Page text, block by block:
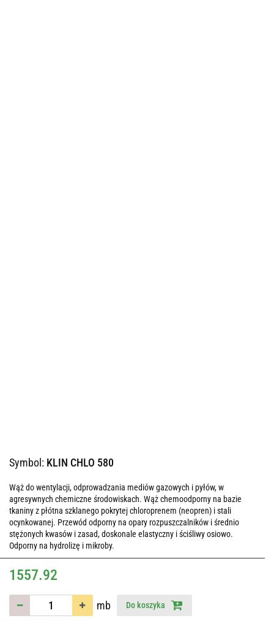
Symbol: KLIN CHLO 580
Wąż do wentylacji, odprowadzania mediów gazowych i pyłów, w
agresywnych chemiczne środowiskach. Wąż chemoodporny na bazie
tkaniny z płótna szklanego pokrytej chloroprenem (neopren) i stali
ocynkowanej. Przewód odporny na opary rozpuszczalników i średnio
stężonych kwasów i zasad, doskonale elastyczny i ściśliwy osiowo.
Odporny na hydrolizę i mikroby.
1557.92
mb Do koszyka